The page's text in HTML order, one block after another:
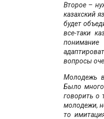
Второе –
казахский
будет
все-таки
вопросы
Молодежь в
Было
говорить о
молодежи,
то